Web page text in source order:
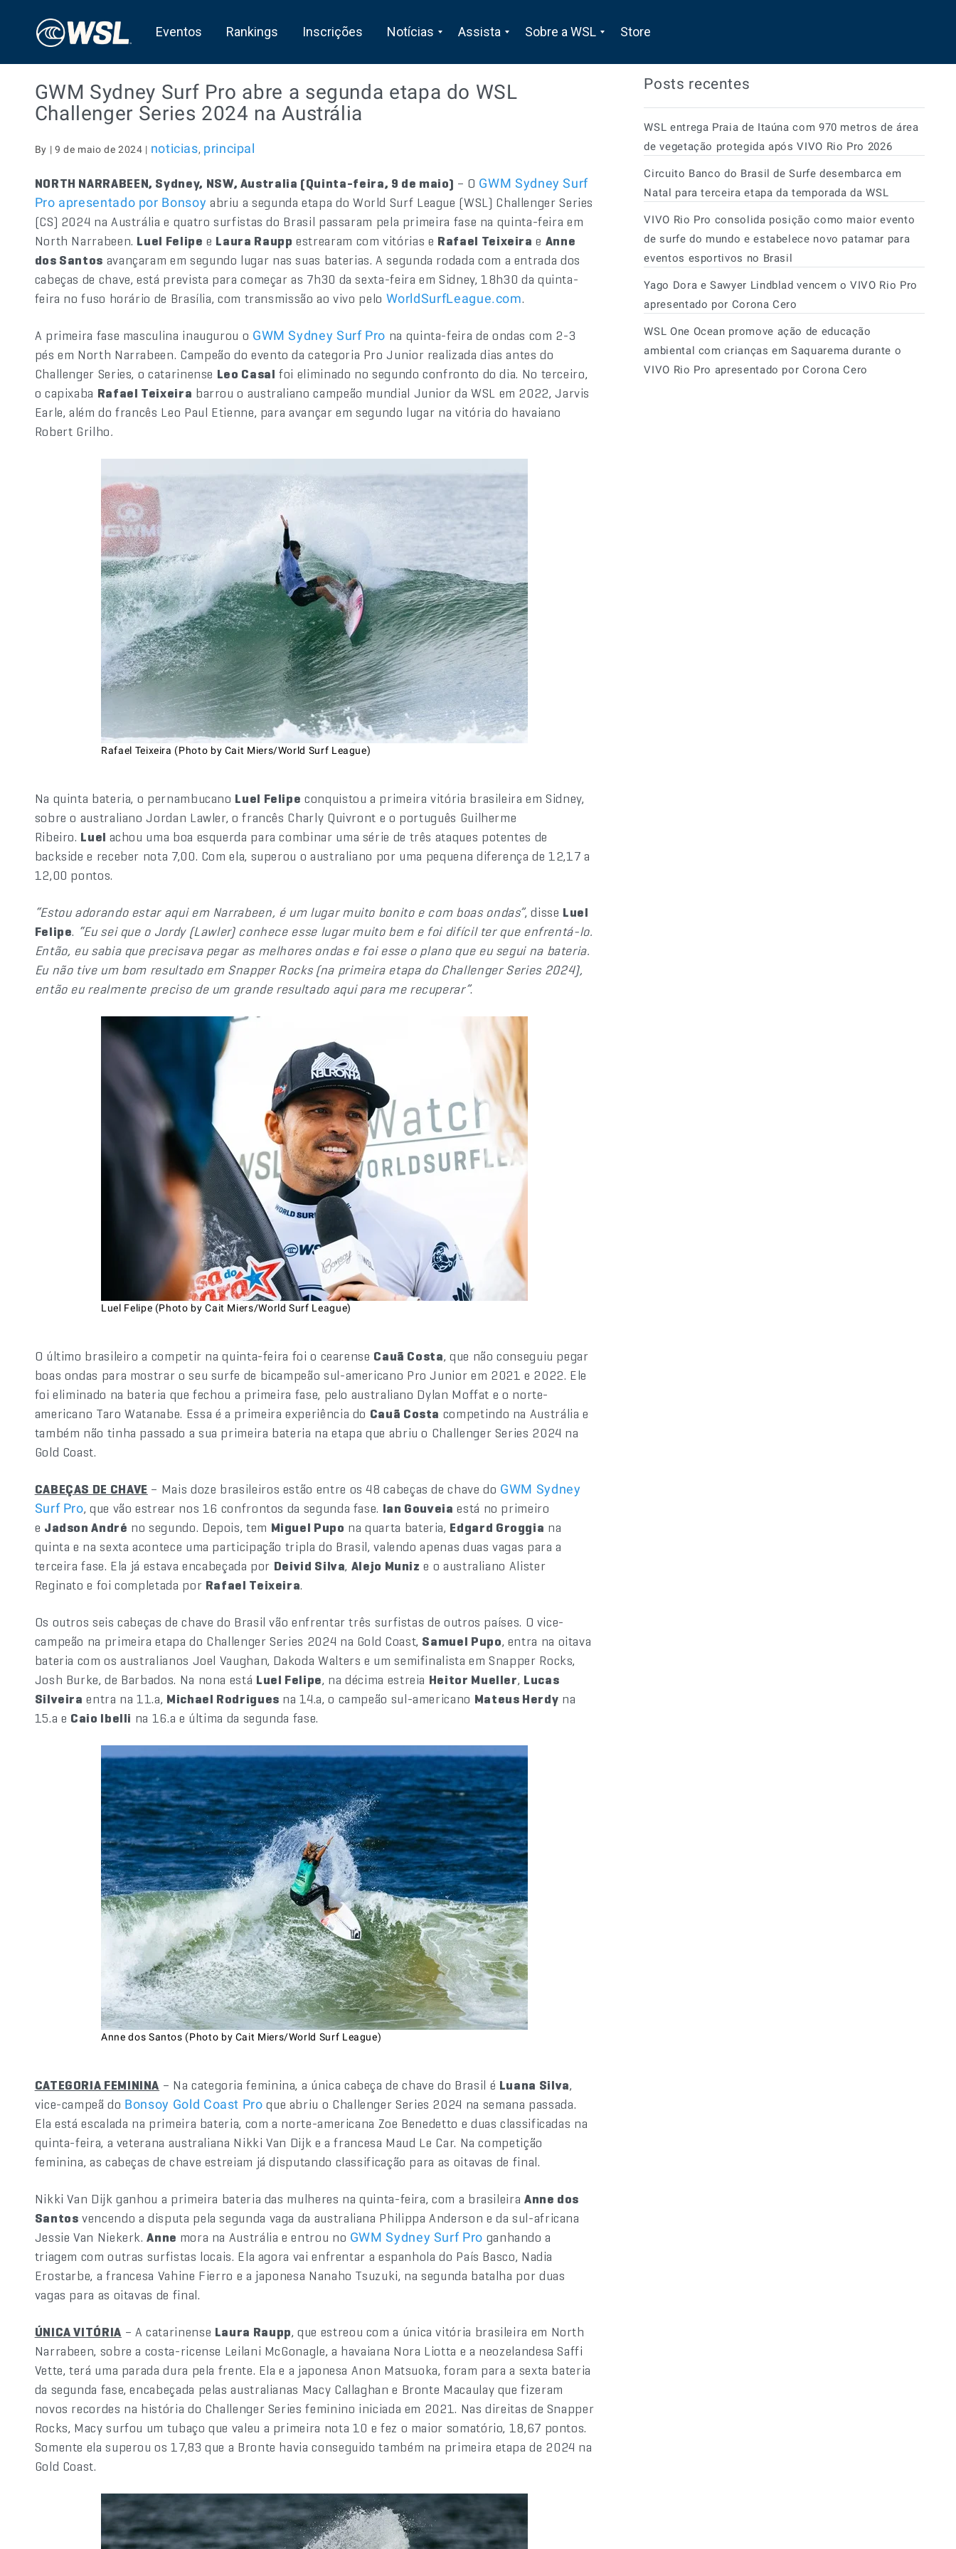
Eventos Rankings Inscrições Notícias Assista Sobre a WSL Store
GWM Sydney Surf Pro abre a segunda etapa do WSL
Challenger Series 2024 na Austrália
By | 9 de maio de 2024 | noticias, principal
NORTH NARRABEEN, Sydney, NSW, Australia (Quinta-feira, 9 de maio) – O GWM Sydney Surf
Pro apresentado por Bonsoy abriu a segunda etapa do World Surf League (WSL) Challenger Series
(CS) 2024 na Austrália e quatro surfistas do Brasil passaram pela primeira fase na quinta-feira em
North Narrabeen. Luel Felipe e Laura Raupp estrearam com vitórias e Rafael Teixeira e Anne
dos Santos avançaram em segundo lugar nas suas baterias. A segunda rodada com a entrada dos
cabeças de chave, está prevista para começar as 7h30 da sexta-feira em Sidney, 18h30 da quinta-
feira no fuso horário de Brasília, com transmissão ao vivo pelo WorldSurfLeague.com.
A primeira fase masculina inaugurou o GWM Sydney Surf Pro na quinta-feira de ondas com 2-3
pés em North Narrabeen. Campeão do evento da categoria Pro Junior realizada dias antes do
Challenger Series, o catarinense Leo Casal foi eliminado no segundo confronto do dia. No terceiro,
o capixaba Rafael Teixeira barrou o australiano campeão mundial Junior da WSL em 2022, Jarvis
Earle, além do francês Leo Paul Etienne, para avançar em segundo lugar na vitória do havaiano
Robert Grilho.
Rafael Teixeira (Photo by Cait Miers/World Surf League)
Na quinta bateria, o pernambucano Luel Felipe conquistou a primeira vitória brasileira em Sidney,
sobre o australiano Jordan Lawler, o francês Charly Quivront e o português Guilherme
Ribeiro. Luel achou uma boa esquerda para combinar uma série de três ataques potentes de
backside e receber nota 7,00. Com ela, superou o australiano por uma pequena diferença de 12,17 a
12,00 pontos.
“Estou adorando estar aqui em Narrabeen, é um lugar muito bonito e com boas ondas”, disse Luel
Felipe. “Eu sei que o Jordy (Lawler) conhece esse lugar muito bem e foi difícil ter que enfrentá-lo.
Então, eu sabia que precisava pegar as melhores ondas e foi esse o plano que eu segui na bateria.
Eu não tive um bom resultado em Snapper Rocks (na primeira etapa do Challenger Series 2024),
então eu realmente preciso de um grande resultado aqui para me recuperar”.
Luel Felipe (Photo by Cait Miers/World Surf League)
O último brasileiro a competir na quinta-feira foi o cearense Cauã Costa, que não conseguiu pegar
boas ondas para mostrar o seu surfe de bicampeão sul-americano Pro Junior em 2021 e 2022. Ele
foi eliminado na bateria que fechou a primeira fase, pelo australiano Dylan Moffat e o norte-
americano Taro Watanabe. Essa é a primeira experiência do Cauã Costa competindo na Austrália e
também não tinha passado a sua primeira bateria na etapa que abriu o Challenger Series 2024 na
Gold Coast.
CABEÇAS DE CHAVE – Mais doze brasileiros estão entre os 48 cabeças de chave do GWM Sydney
Surf Pro, que vão estrear nos 16 confrontos da segunda fase. Ian Gouveia está no primeiro
e Jadson André no segundo. Depois, tem Miguel Pupo na quarta bateria, Edgard Groggia na
quinta e na sexta acontece uma participação tripla do Brasil, valendo apenas duas vagas para a
terceira fase. Ela já estava encabeçada por Deivid Silva, Alejo Muniz e o australiano Alister
Reginato e foi completada por Rafael Teixeira.
Os outros seis cabeças de chave do Brasil vão enfrentar três surfistas de outros países. O vice-
campeão na primeira etapa do Challenger Series 2024 na Gold Coast, Samuel Pupo, entra na oitava
bateria com os australianos Joel Vaughan, Dakoda Walters e um semifinalista em Snapper Rocks,
Josh Burke, de Barbados. Na nona está Luel Felipe, na décima estreia Heitor Mueller, Lucas
Silveira entra na 11.a, Michael Rodrigues na 14.a, o campeão sul-americano Mateus Herdy na
15.a e Caio Ibelli na 16.a e última da segunda fase.
Anne dos Santos (Photo by Cait Miers/World Surf League)
CATEGORIA FEMININA – Na categoria feminina, a única cabeça de chave do Brasil é Luana Silva,
vice-campeã do Bonsoy Gold Coast Pro que abriu o Challenger Series 2024 na semana passada.
Ela está escalada na primeira bateria, com a norte-americana Zoe Benedetto e duas classificadas na
quinta-feira, a veterana australiana Nikki Van Dijk e a francesa Maud Le Car. Na competição
feminina, as cabeças de chave estreiam já disputando classificação para as oitavas de final.
Nikki Van Dijk ganhou a primeira bateria das mulheres na quinta-feira, com a brasileira Anne dos
Santos vencendo a disputa pela segunda vaga da australiana Philippa Anderson e da sul-africana
Jessie Van Niekerk.Anne mora na Austrália e entrou no GWM Sydney Surf Pro ganhando a
triagem com outras surfistas locais. Ela agora vai enfrentar a espanhola do País Basco, Nadia
Erostarbe, a francesa Vahine Fierro e a japonesa Nanaho Tsuzuki, na segunda batalha por duas
vagas para as oitavas de final.
ÚNICA VITÓRIA – A catarinense Laura Raupp, que estreou com a única vitória brasileira em North
Narrabeen, sobre a costa-ricense Leilani McGonagle, a havaiana Nora Liotta e a neozelandesa Saffi
Vette, terá uma parada dura pela frente. Ela e a japonesa Anon Matsuoka, foram para a sexta bateria
da segunda fase, encabeçada pelas australianas Macy Callaghan e Bronte Macaulay que fizeram
novos recordes na história do Challenger Series feminino iniciada em 2021. Nas direitas de Snapper
Rocks, Macy surfou um tubaço que valeu a primeira nota 10 e fez o maior somatório, 18,67 pontos.
Somente ela superou os 17,83 que a Bronte havia conseguido também na primeira etapa de 2024 na
Gold Coast.
Posts recentes
WSL entrega Praia de Itaúna com 970 metros de área
de vegetação protegida após VIVO Rio Pro 2026
Circuito Banco do Brasil de Surfe desembarca em
Natal para terceira etapa da temporada da WSL
VIVO Rio Pro consolida posição como maior evento
de surfe do mundo e estabelece novo patamar para
eventos esportivos no Brasil
Yago Dora e Sawyer Lindblad vencem o VIVO Rio Pro
apresentado por Corona Cero
WSL One Ocean promove ação de educação
ambiental com crianças em Saquarema durante o
VIVO Rio Pro apresentado por Corona Cero